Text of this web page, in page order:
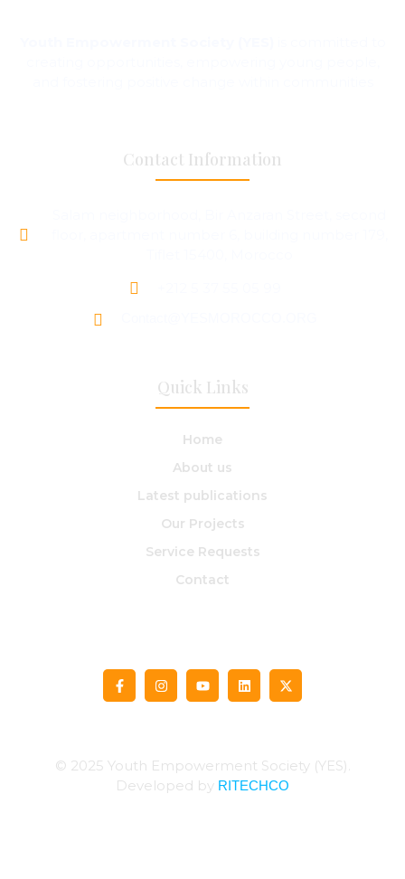
Contact Information
Quick Links
Home
About us​
Latest publications
Our Projects
Service Requests
Contact
© 2025 Youth Empowerment Society (YES).
Developed by RITECHCO